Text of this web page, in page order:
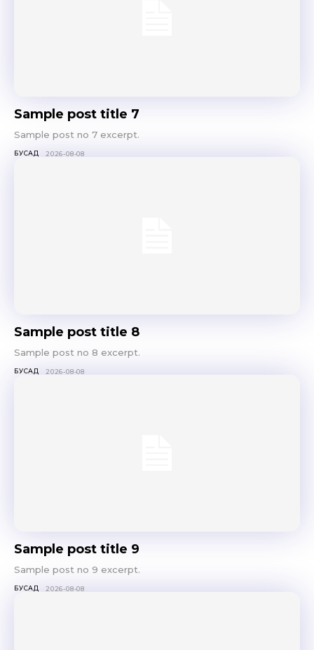
Sample post title 7
Sample post no 7 excerpt.
БУСАД 2026-08-08
Sample post title 8
Sample post no 8 excerpt.
БУСАД 2026-08-08
Sample post title 9
Sample post no 9 excerpt.
БУСАД 2026-08-08